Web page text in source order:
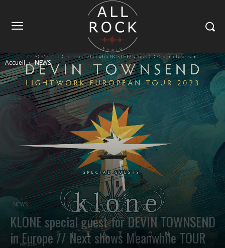
Accueil NEWS
NEWS
KLONE special guest for DEVIN TOWNSEND
in Europe // Next shows Meanwhile TOUR